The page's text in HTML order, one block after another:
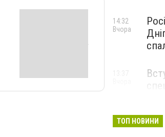
14:32
Вчора
ТОП НОВИНИ